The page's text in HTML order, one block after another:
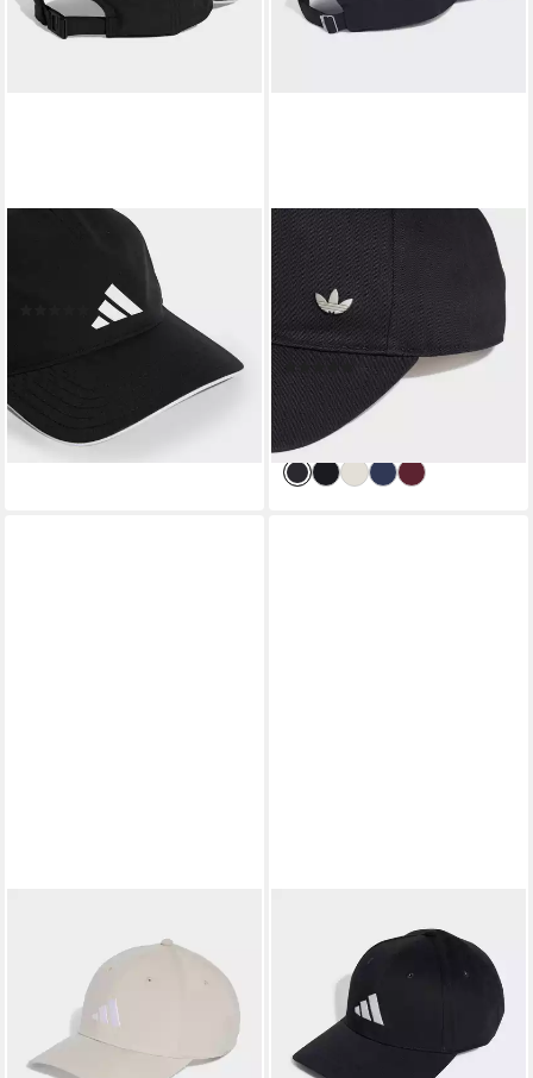
ADIDAS PERFORMANCE
Baseball Cap CAP CLIMA mit
(11)
ab 16,99 €
lieferbar - in 1-2 Werktagen bei dir
ADIDAS ORIGINALS
Baseball Cap EVERYDAY
TONAL METAL TREFOIL
ICONS für Erwachsene
konzipiert
(7)
21,99 € UVP 25,00 €
-12%
lieferbar - in 1-2 Werktagen bei dir